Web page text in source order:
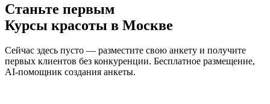
Станьте первым
Курсы красоты в Москве
Сейчас здесь пусто — разместите свою анкету и получите
первых клиентов без конкуренции. Бесплатное размещение,
AI-помощник создания анкеты.